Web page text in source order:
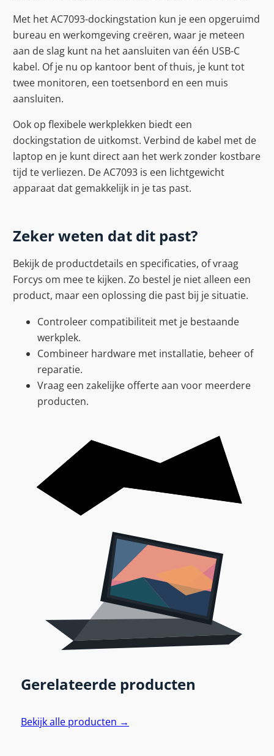
Met het AC7093-dockingstation kun je een opgeruimd
bureau en werkomgeving creëren, waar je meteen
aan de slag kunt na het aansluiten van één USB-C
kabel. Of je nu op kantoor bent of thuis, je kunt tot
twee monitoren, een toetsenbord en een muis
aansluiten.
Ook op flexibele werkplekken biedt een
dockingstation de uitkomst. Verbind de kabel met de
laptop en je kunt direct aan het werk zonder kostbare
tijd te verliezen. De AC7093 is een lichtgewicht
apparaat dat gemakkelijk in je tas past.
Zeker weten dat dit past?
Bekijk de productdetails en specificaties, of vraag
Forcys om mee te kijken. Zo bestel je niet alleen een
product, maar een oplossing die past bij je situatie.
Controleer compatibiliteit met je bestaande
werkplek.
Combineer hardware met installatie, beheer of
reparatie.
Vraag een zakelijke offerte aan voor meerdere
producten.
Gerelateerde producten
Bekijk alle producten →